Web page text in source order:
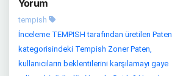
Yorum
tempish
İnceleme TEMPISH tarafından üretilen Paten
kategorisindeki Tempish Zoner Paten,
kullanıcıların beklentilerini karşılamayı gaye